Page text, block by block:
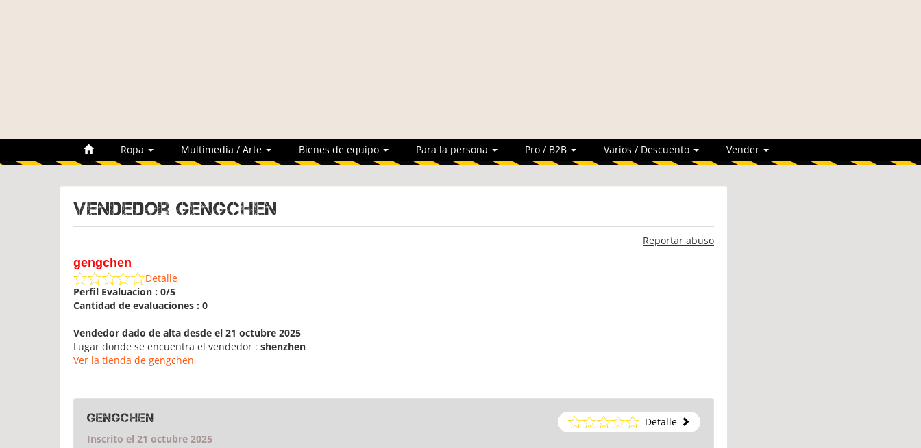
Ropa Multimedia / Arte Bienes de equipo Para la persona Pro / B2B Varios / Descuento Vender
Vendedor gengchen
Reportar abuso
gengchen
Detalle
Perfil Evaluacion : 0/5
Cantidad de evaluaciones : 0
Vendedor dado de alta desde el 21 octubre 2025
Lugar donde se encuentra el vendedor : shenzhen
Ver la tienda de gengchen
gengchen
Detalle
Inscrito el 21 octubre 2025